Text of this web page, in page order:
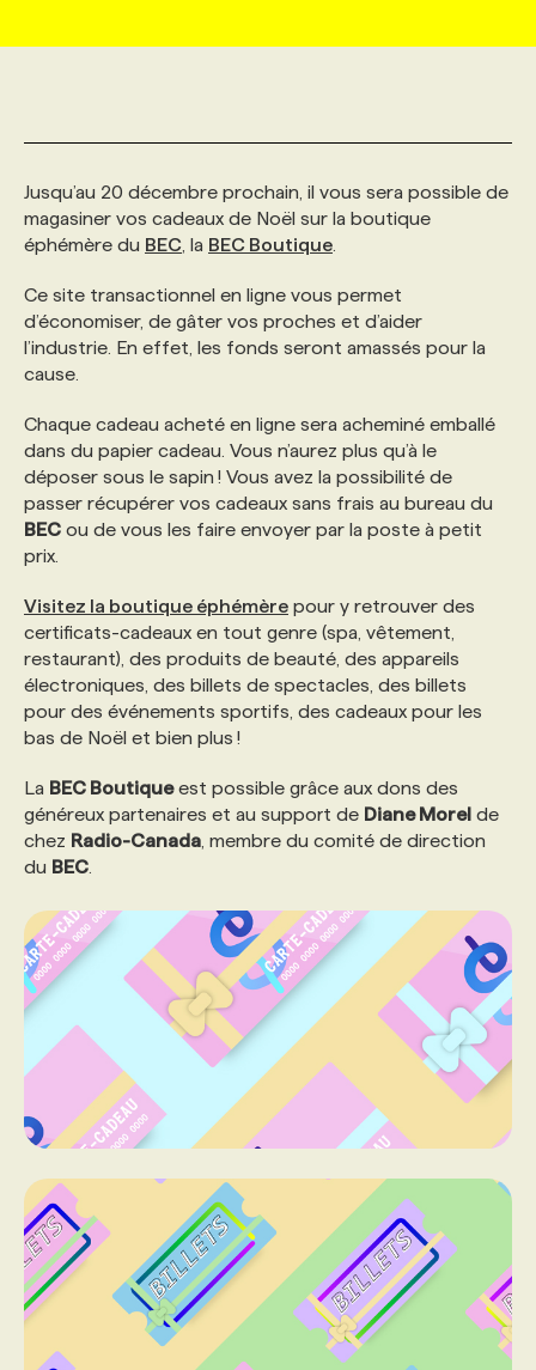
AFFAIRES DE L'INDUSTRIE
INITIATIVES NUMÉRIQUES
PRIX ET DISTINCTIONS
WEB & MÉDIAS SOCIAUX
MARKETING DURABLE
GEO/SEO
NOS AUTEUR‧RICES
INFOLETTRE PUBLICITÉ
ANNONCEZ AVEC NOUS
CONSULTER LA CVTHÈQUE
PROFIL ENTREPRISE
FAQ
VOIR LES OFFRES
PROFIL CANDIDAT
FAQ
ANNONCEZ AVEC NOUS
NOS FORMATIONS EN LIGNE
NOS PARCOURS DE FORMATIONS
FORMATIONS PERSONNALISÉES
POURQUOI CHOISIR NOS FORMATIONS
NOS TARIFS
FAQ
ANNONCEZ AVEC NOUS
CHASSE DE TÊTE
SERVICE DE CHASSE DE TÊTE
NOS TARIFS
FAQ
ANNONCEZ AVEC NOUS
Jusqu’au 20 décembre prochain, il vous sera possible de
magasiner vos cadeaux de Noël sur la boutique
éphémère du BEC , la BEC Boutique
Ce site transactionnel en ligne vous permet
d’économiser, de gâter vos proches et d’aider
l’industrie. En effet, les fonds seront amassés pour la
cause.
Chaque cadeau acheté en ligne sera acheminé emballé
dans du papier cadeau. Vous n’aurez plus qu’à le
déposer sous le sapin ! Vous avez la possibilité de
passer récupérer vos cadeaux sans frais au bureau du
BEC ou de vous les faire envoyer par la poste à petit
prix.
Visitez la boutique éphémère pour y retrouver des
certificats-cadeaux en tout genre (spa, vêtement,
restaurant), des produits de beauté, des appareils
électroniques, des billets de spectacles, des billets
pour des événements sportifs, des cadeaux pour les
bas de Noël et bien plus !
La BEC Boutiqueest possible grâce aux dons des
généreux partenaires et au support de Diane Morel de
chez Radio-Canada , membre du comité de direction
du BEC